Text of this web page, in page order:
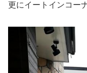
更にイートインコー